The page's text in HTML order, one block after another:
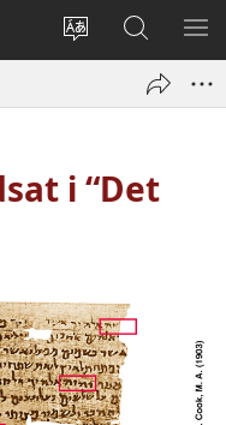
Vælg
Log
på
Søg
på
JW.ORG
VIS
i “Det